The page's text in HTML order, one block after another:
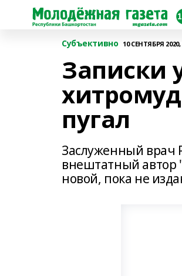
Субъективно 10 СЕНТЯБРЯ 2020,
Записки
пугал
Заслуженный врач
внештатный автор
новой, пока не